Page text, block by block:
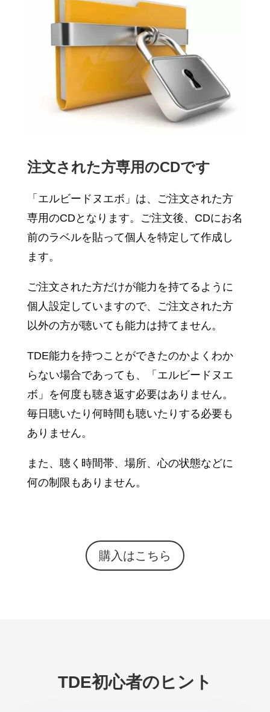
注文された方専用のCDです
「エルビードヌエボ」は、ご注文された方
専用のCDとなります。ご注文後、CDにお名
前のラベルを貼って個人を特定して作成し
ます。
ご注文された方だけが能力を持てるように
個人設定していますので、ご注文された方
以外の方が聴いても能力は持てません。
TDE能力を持つことができたのかよくわか
らない場合であっても、「エルビードヌエ
ボ」を何度も聴き返す必要はありません。
毎日聴いたり何時間も聴いたりする必要も
ありません。
また、聴く時間帯、場所、心の状態などに
何の制限もありません。
購入はこちら
TDE初心者のヒント